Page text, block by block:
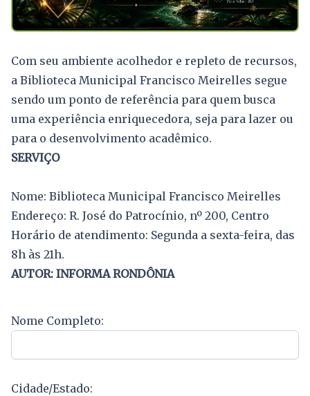
Com seu ambiente acolhedor e repleto de recursos,
a Biblioteca Municipal Francisco Meirelles segue
sendo um ponto de referência para quem busca
uma experiência enriquecedora, seja para lazer ou
para o desenvolvimento acadêmico.
SERVIÇO
Nome: Biblioteca Municipal Francisco Meirelles
Endereço: R. José do Patrocínio, nº 200, Centro
Horário de atendimento: Segunda a sexta-feira, das
8h às 21h.
AUTOR: INFORMA RONDÔNIA
Nome Completo:
Cidade/Estado: